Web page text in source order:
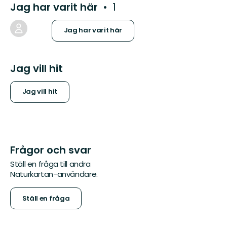
Jag har varit här 1
Jag har varit här
Jag vill hit
Jag vill hit
Frågor och svar
Ställ en fråga till andra
Naturkartan-användare.
Ställ en fråga